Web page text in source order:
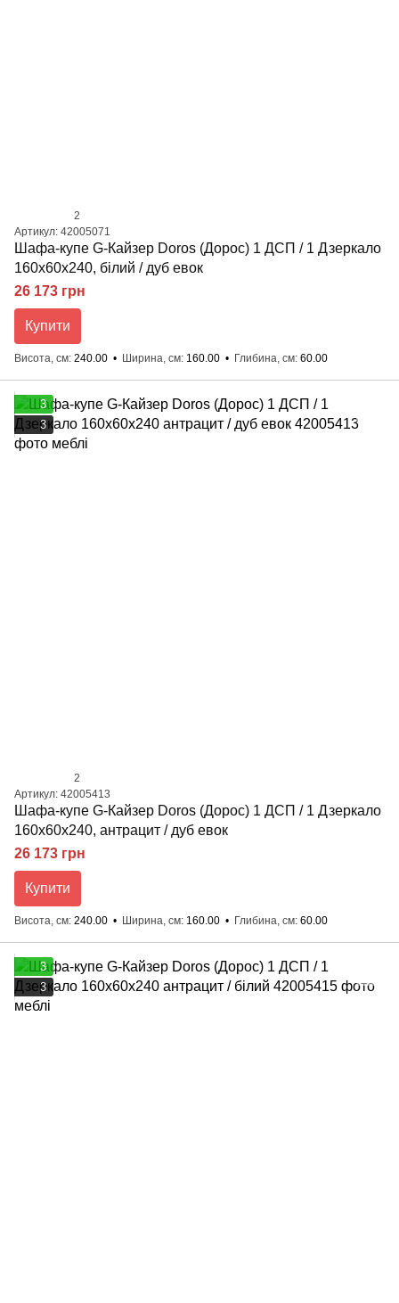
2
Артикул: 42005071
Шафа-купе G-Кайзер Doros (Дорос) 1 ДСП / 1 Дзеркало
160х60х240, білий / дуб евок
26 173 грн
Купити
Висота, см 240.00 Ширина, см 160.00 Глибина, см 60.00
3
3
2
Артикул: 42005413
Шафа-купе G-Кайзер Doros (Дорос) 1 ДСП / 1 Дзеркало
160х60х240, антрацит / дуб евок
26 173 грн
Купити
Висота, см 240.00 Ширина, см 160.00 Глибина, см 60.00
3
3